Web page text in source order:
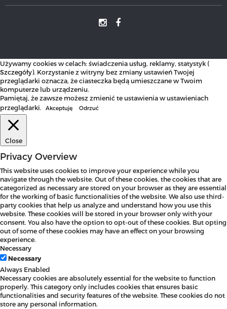
Używamy cookies w celach: świadczenia usług, reklamy, statystyk (
Szczegóły). Korzystanie z witryny bez zmiany ustawień Twojej
przeglądarki oznacza, że ciasteczka będą umieszczane w Twoim
komputerze lub urządzeniu.
Pamiętaj, że zawsze możesz zmienić te ustawienia w ustawieniach
przeglądarki.
Akceptuję Odrzuć
Close
Privacy Overview
This website uses cookies to improve your experience while you
navigate through the website. Out of these cookies, the cookies that are
categorized as necessary are stored on your browser as they are essential
for the working of basic functionalities of the website. We also use third-
party cookies that help us analyze and understand how you use this
website. These cookies will be stored in your browser only with your
consent. You also have the option to opt-out of these cookies. But opting
out of some of these cookies may have an effect on your browsing
experience.
Necessary
Necessary
Always Enabled
Necessary cookies are absolutely essential for the website to function
properly. This category only includes cookies that ensures basic
functionalities and security features of the website. These cookies do not
store any personal information.